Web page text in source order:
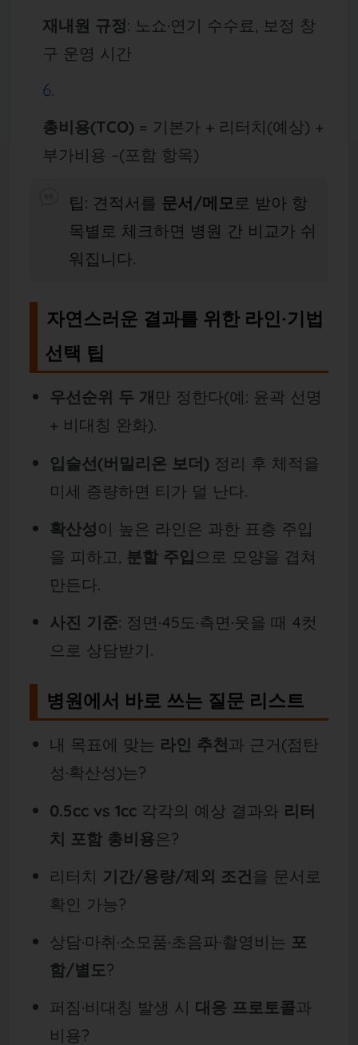
재내원 규정: 노쇼·연기 수수료, 보정 창
구 운영 시간
총비용(TCO) = 기본가 + 리터치(예상) +
부가비용 –(포함 항목)
팁: 견적서를 문서/메모로 받아 항
목별로 체크하면 병원 간 비교가 쉬
워집니다.
자연스러운 결과를 위한 라인·기법
선택 팁
우선순위 두 개 만 정한다(예: 윤곽 선명
+ 비대칭 완화).
입술선(버밀리온 보더) 정리 후 체적을
미세 증량하면 티가 덜 난다.
확산성이 높은 라인은 과한 표층 주입
을 피하고, 분할 주입 으로 모양을 겹쳐
만든다.
사진 기준: 정면·45도·측면·웃을 때 4컷
으로 상담받기.
병원에서 바로 쓰는 질문 리스트
내 목표에 맞는 라인 추천과 근거(점탄
성·확산성)는?
0.5cc vs 1cc각각의 예상 결과와 리터
치 포함 총비용은?
리터치 기간/용량/제외 조건을 문서로
확인 가능?
상담·마취·소모품·초음파·촬영비는 포
함/별도?
퍼짐·비대칭 발생 시 대응 프로토콜과
비용?